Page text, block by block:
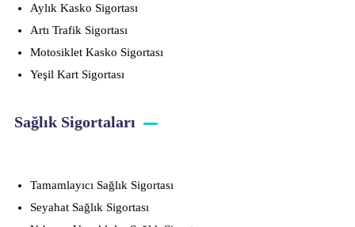
Aylık Kasko Sigortası
Artı Trafik Sigortası
Motosiklet Kasko Sigortası
Yeşil Kart Sigortası
Sağlık Sigortaları
Tamamlayıcı Sağlık Sigortası
Seyahat Sağlık Sigortası